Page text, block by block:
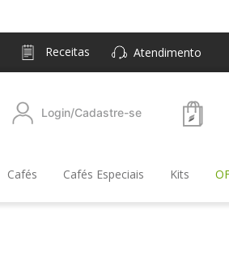
Receitas Atendimento
Login/Cadastre-se
Cafés Cafés Especiais Kits